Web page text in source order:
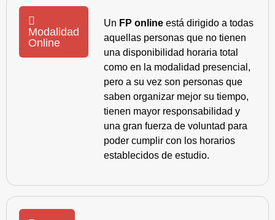
Modalidad
Online
Un FP online está dirigido a todas
aquellas personas que no tienen
una disponibilidad horaria total
como en la modalidad presencial,
pero a su vez son personas que
saben organizar mejor su tiempo,
tienen mayor responsabilidad y
una gran fuerza de voluntad para
poder cumplir con los horarios
establecidos de estudio.